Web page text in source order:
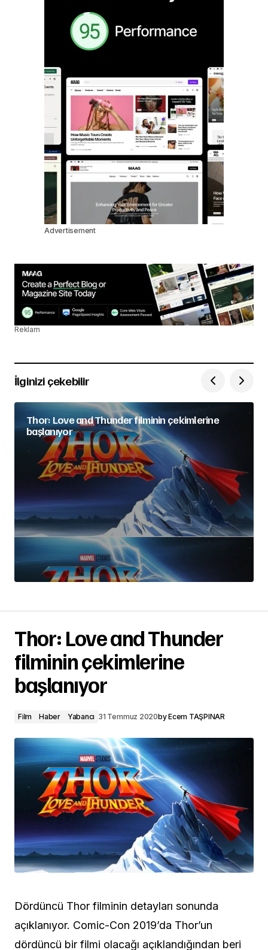
Advertisement
Reklam
İlginizi çekebilir
Thor: Love and Thunder filminin çekimlerine
başlanıyor
Thor: Love and Thunder
filminin çekimlerine
başlanıyor
Film Haber Yabancı 31 Temmuz 2020byEcem TAŞPINAR
Dördüncü Thor filminin detayları sonunda
açıklanıyor. Comic-Con 2019’da Thor’un
dördüncü bir filmi olacağı açıklandığından beri